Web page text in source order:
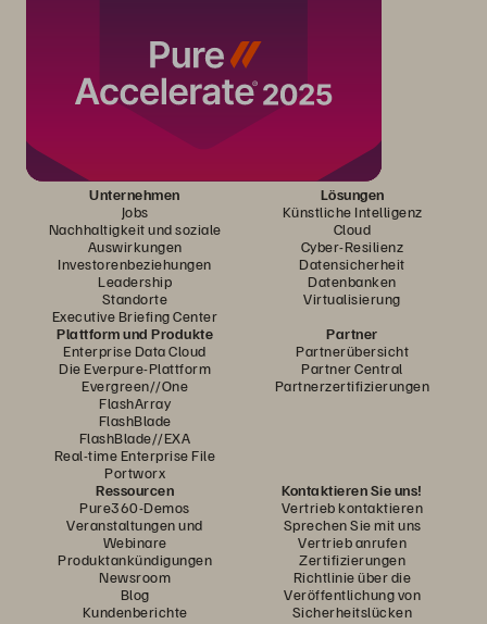
Unternehmen
Jobs
Nachhaltigkeit und soziale
Auswirkungen
Investorenbeziehungen
Leadership
Standorte
Executive Briefing Center
Lösungen
Künstliche Intelligenz
Cloud
Cyber-Resilienz
Datensicherheit
Datenbanken
Virtualisierung
Plattform und Produkte
Enterprise Data Cloud
Die Everpure-Plattform
Evergreen//One
FlashArray
FlashBlade
FlashBlade//EXA
Real-time Enterprise File
Portworx
Partner
Partnerübersicht
Partner Central
Partnerzertifizierungen
Ressourcen
Pure360-Demos
Veranstaltungen und
Webinare
Produktankündigungen
Newsroom
Blog
Kundenberichte
Kontaktieren Sie uns!
Vertrieb kontaktieren
Sprechen Sie mit uns
Vertrieb anrufen
Zertifizierungen
Richtlinie über die
Veröffentlichung von
Sicherheitslücken